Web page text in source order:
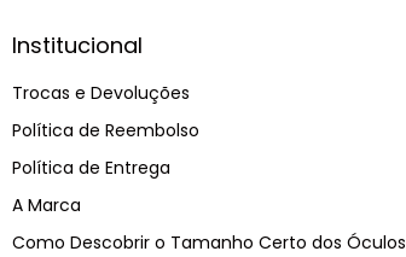
Institucional
Trocas e Devoluções
Política de Reembolso
Política de Entrega
A Marca
Como Descobrir o Tamanho Certo dos Óculos